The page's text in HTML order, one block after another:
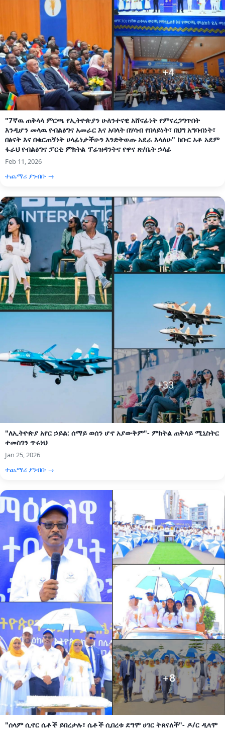
"7ኛዉ ጠቅላላ ምርጫ የኢትዮጵያን ሁለንተናዊ አሸናፊነት የምናረጋግጥበት
እንዲሆን መላዉ የብልፅግና አመራር እና አባላት በሃሳብ የበላይነት፣ በህግ አግባብነት፣
በፅናት እና በቁርጠኝነት ሀላፊነታችሁን እንድትወጡ አደራ እላለሁ" ክቡር አቶ አደም
ፋራህ የብልፅግና ፓርቲ ምክትል ፕሬዝዳንትና የዋና ጽ/ቤት ኃላፊ
Feb 11, 2026
ተጨማሪ ያንብቡ →
"ለኢትዮጵያ አየር ኃይል: ሰማይ ወሰን ሆኖ አያውቅም"- ምክትል ጠቅላይ ሚኒስትር
ተመስገን ጥሩነህ
Jan 25, 2026
ተጨማሪ ያንብቡ →
"ሰላም ሲኖር ሴቶች ይበረታሉ፣ ሴቶች ሲበረቱ ደግሞ ሀገር ትጸናለች"- ዶ/ር ዲላሞ